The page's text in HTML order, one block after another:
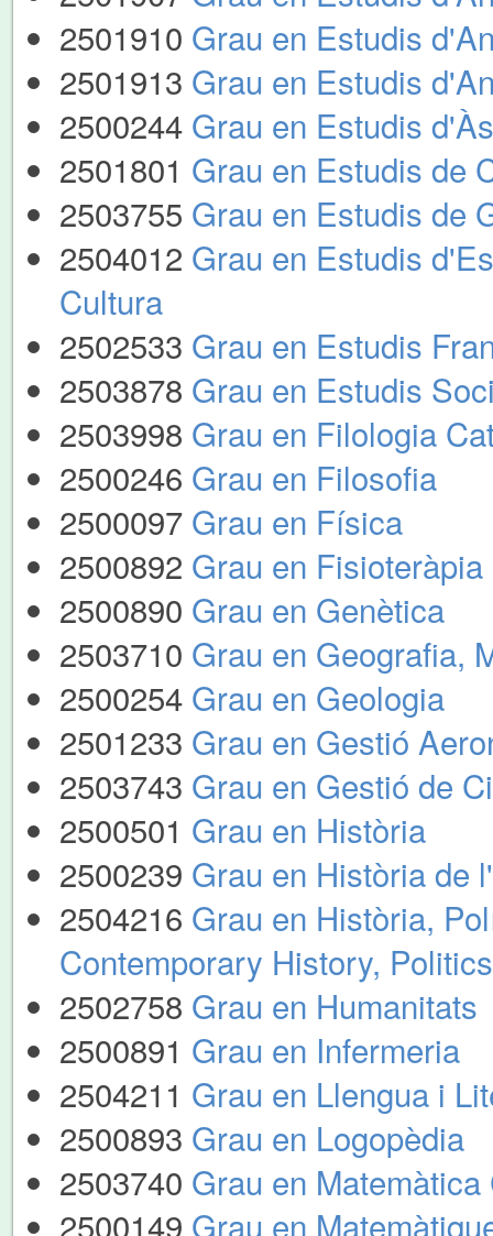
2501910 Grau en Estudis
2501913 Grau en Estudis
2500244 Grau en Estudis
2501801 Grau en Estudis de
2503755 Grau en Estudis de
2504012 Grau en Estudis
Cultura
2502533 Grau en Estudis
2503878 Grau en Estudis
2503998 Grau en Filologia
2500246 Grau en Filosofia
2500097 Grau en Física
2500892 Grau en Fisioteràpia
2500890 Grau en Genètica
2503710 Grau en Geografia,
2500254 Grau en Geologia
2501233 Grau en Gestió
2503743 Grau en Gestió de
2500501 Grau en Història
2500239 Grau en Història de
2504216 Grau en Història,
Contemporary History,
2502758 Grau en Humanitats
2500891 Grau en Infermeria
2504211 Grau en Llengua i
2500893 Grau en Logopèdia
2503740 Grau en
2500149 Grau en